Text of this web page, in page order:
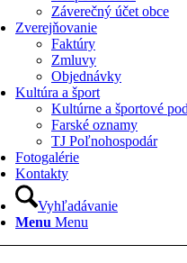
Záverečný účet obce
Zverejňovanie
Faktúry
Zmluvy
Objednávky
Kultúra a šport
Kultúrne a športové
Farské oznamy
TJ Poľnohospodár
Fotogalérie
Kontakty
Vyhľadávanie
Menu Menu